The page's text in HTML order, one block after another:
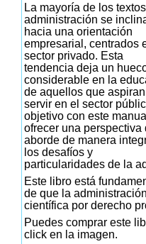
La mayoría de los
administración se
hacia una orientación
empresarial, centrados
sector privado. Esta
tendencia deja un
considerable en la
de aquellos que
servir en el sector
objetivo con este
ofrecer una perspectiva
aborde de manera
los desafíos y
particularidades de la
Este libro está
de que la
científica por derecho
Puedes comprar este
click en la imagen.